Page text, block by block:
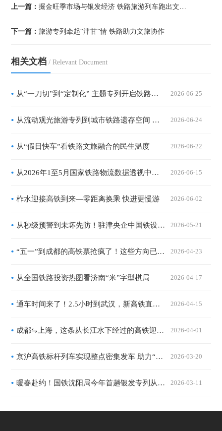
上一篇：掘金旺季市场与银发经济 铁路旅游列车跑出文旅融合“加速度”
下一篇：旅游专列牵起“津甘”情 铁路助力文旅协作
相关文档 / Relevant Document
从“一刀切”到“定制化” 主题专列开启铁路客运“精耕时代” 2026-06-25
从流动观光旅游专列到城市铁路遗存空间 列车完成业态“换轨”拓宽消费场景 2026-06-24
从“假日快车”看铁路文旅融合的民生温度 2026-06-22
从2026年1至5月国家铁路物流数据透视中国经济活力 提质增效驶上“快车道” 2026-06-15
柞水迎接高铁到来—零距离换乘 快进更慢游 2026-06-02
从秒级预警到未坏先防！驻津央企中国铁设探索铁路安全智能化转型 2026-05-21
“五一”到成都的高铁票抢疯了！这些方向已一票难求 2026-04-23
从全国铁路投资热图看济南“米”字型棋局 2026-04-17
通车时间来了！2.5小时到武汉，新高铁直达西安 2026-04-15
成都⇋上海，这条从长江水下经过的高铁迎新进展 2026-04-01
京沪高铁标杆列车实现整点密集发车 助力“双城生活”更从容 2026-03-20
暖春赴约！国铁沈阳局今年首趟银发专列从长春启程 2026-03-11